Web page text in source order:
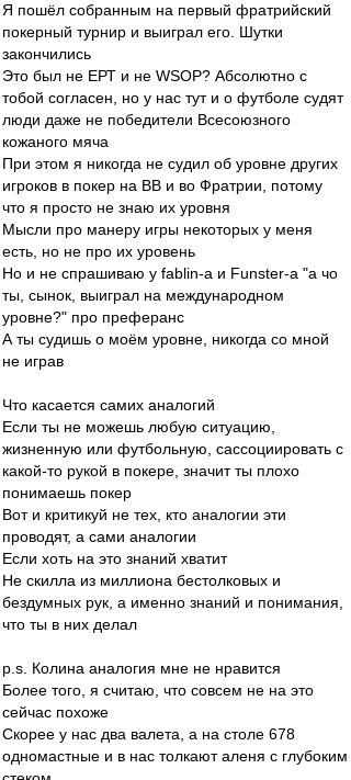
Я пошёл собранным на первый фратрийский
покерный турнир и выиграл его. Шутки
закончились
Это был не ЕРТ и не WSOP? Абсолютно с
тобой согласен, но у нас тут и о футболе судят
люди даже не победители Всесоюзного
кожаного мяча
При этом я никогда не судил об уровне других
игроков в покер на ВВ и во Фратрии, потому
что я просто не знаю их уровня
Мысли про манеру игры некоторых у меня
есть, но не про их уровень
Но и не спрашиваю у fablin-a и Funster-а "а чо
ты, сынок, выиграл на международном
уровне?" про преферанс
А ты судишь о моём уровне, никогда со мной
не играв
Что касается самих аналогий
Если ты не можешь любую ситуацию,
жизненную или футбольную, сассоциировать с
какой-то рукой в покере, значит ты плохо
понимаешь покер
Вот и критикуй не тех, кто аналогии эти
проводят, а сами аналогии
Если хоть на это знаний хватит
Не скилла из миллиона бестолковых и
бездумных рук, а именно знаний и понимания,
что ты в них делал
p.s. Колина аналогия мне не нравится
Более того, я считаю, что совсем не на это
сейчас похоже
Скорее у нас два валета, а на столе 678
одномастные и в нас толкают аленя с глубоким